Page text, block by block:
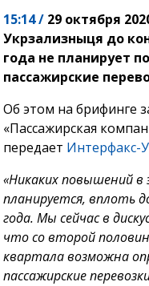
15:14 / 29 октября
Укрзализныця до
года не планирует
пассажирские
Об этом на брифинге
«Пассажирская
передает Интерфакс-
«Никаких повышений в
планируется, вплоть
года. Мы сейчас в
что со второй
квартала возможна
пассажирские